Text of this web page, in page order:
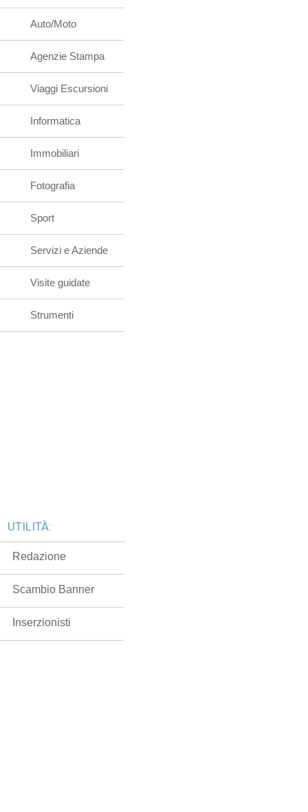
Auto/Moto
Agenzie Stampa
Viaggi Escursioni
Informatica
Immobiliari
Fotografia
Sport
Servizi e Aziende
Visite guidate
Strumenti
UTILITÀ:
Redazione
Scambio Banner
Inserzionisti